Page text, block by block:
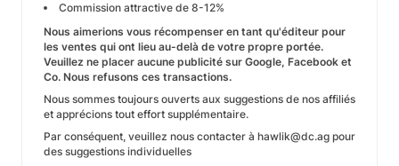
Commission attractive de 8-12%
Nous aimerions vous récompenser en tant qu'éditeur pour
les ventes qui ont lieu au-delà de votre propre portée.
Veuillez ne placer aucune publicité sur Google, Facebook et
Co. Nous refusons ces transactions.
Nous sommes toujours ouverts aux suggestions de nos affiliés
et apprécions tout effort supplémentaire.
Par conséquent, veuillez nous contacter à hawlik@dc.ag pour
des suggestions individuelles